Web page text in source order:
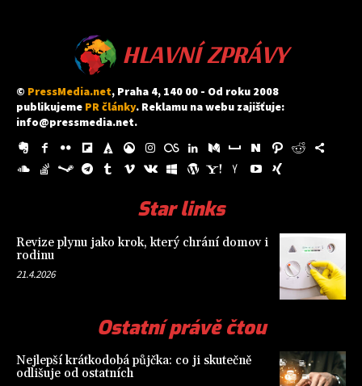
HLAVNÍ ZPRÁVY
© PressMedia.net, Praha 4, 140 00 - Od roku 2008
publikujeme PR články. Reklamu na webu zajišťuje:
info@pressmedia.net.
Star links
Revize plynu jako krok, který chrání domov i
rodinu
21.4.2026
Ostatní právě čtou
Nejlepší krátkodobá půjčka: co ji skutečně
odlišuje od ostatních